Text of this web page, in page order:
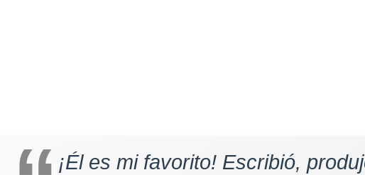
¡Él es mi favorito! Escribió,